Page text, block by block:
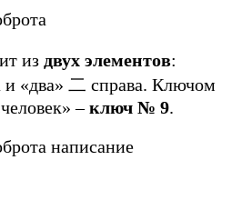
из двух элементов:
и «два» 二 справа. Ключом
–ключ № 9.